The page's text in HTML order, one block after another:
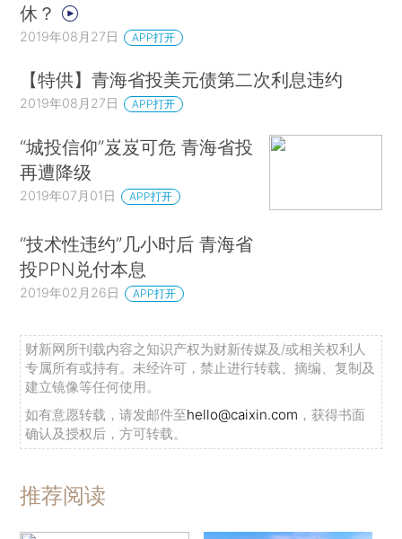
休？
2019年08月27日 APP打开
【特供】青海省投美元债第二次利息违约
2019年08月27日 APP打开
“城投信仰”岌岌可危 青海省投
再遭降级
2019年07月01日 APP打开
“技术性违约”几小时后 青海省
投PPN兑付本息
2019年02月26日 APP打开
财新网所刊载内容之知识产权为财新传媒及/或相关权利人
专属所有或持有。未经许可，禁止进行转载、摘编、复制及
建立镜像等任何使用。
如有意愿转载，请发邮件至hello@caixin.com ，获得书面
确认及授权后，方可转载。
推荐阅读